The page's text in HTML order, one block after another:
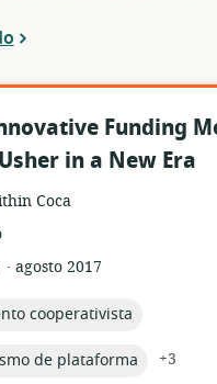
Funding
in a New Era
Coca
.
publicação:
agosto 2017
cooperativista
de plataforma
+3